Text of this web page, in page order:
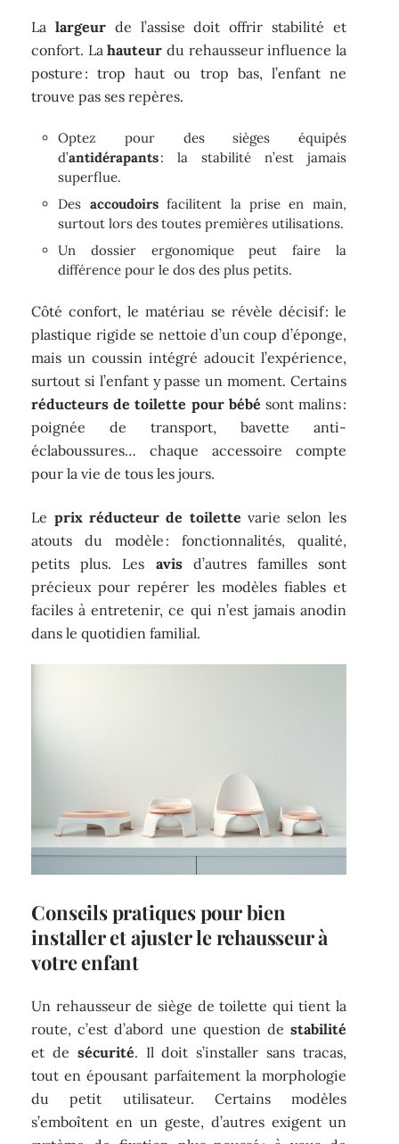
Lalargeur de l’assise doit offrir stabilité et
confort. Lahauteur du rehausseur influence la
posture : trop haut ou trop bas, l’enfant ne
trouve pas ses repères.
Optez pour des sièges équipés
d’antidérapants: la stabilité n’est jamais
superflue.
Des accoudoirsfacilitent la prise en main,
surtout lors des toutes premières utilisations.
Un dossier ergonomique peut faire la
différence pour le dos des plus petits.
Côté confort, le matériau se révèle décisif : le
plastique rigide se nettoie d’un coup d’éponge,
mais un coussin intégré adoucit l’expérience,
surtout si l’enfant y passe un moment. Certains
réducteurs de toilette pour bébé sont malins :
poignée de transport, bavette anti-
éclaboussures… chaque accessoire compte
pour la vie de tous les jours.
Le prix réducteur de toilette varie selon les
atouts du modèle : fonctionnalités, qualité,
petits plus. Les avisd’autres familles sont
précieux pour repérer les modèles fiables et
faciles à entretenir, ce qui n’est jamais anodin
dans le quotidien familial.
Conseils pratiques pour bien
installer et ajuster le rehausseur à
votre enfant
Un rehausseur de siège de toilette qui tient la
route, c’est d’abord une question de stabilité
et de sécurité. Il doit s’installer sans tracas,
tout en épousant parfaitement la morphologie
du petit utilisateur. Certains modèles
s’emboîtent en un geste, d’autres exigent un